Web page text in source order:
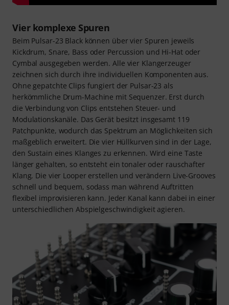
Vier komplexe Spuren
Beim Pulsar-23 Black können über vier Spuren jeweils
Kickdrum, Snare, Bass oder Percussion und Hi-Hat oder
Cymbal ausgegeben werden. Alle vier Klangerzeuger
zeichnen sich durch ihre individuellen Komponenten aus.
Ohne gepatchte Clips fungiert der Pulsar-23 als
herkömmliche Drum-Machine mit Sequenzer. Erst durch
die Verbindung von Clips entstehen Steuer- und
Modulationskanäle. Das Gerät besitzt insgesamt 119
Patchpunkte, wodurch das Spektrum an Möglichkeiten sich
maßgeblich erweitert. Die vier Hüllkurven sind in der Lage,
den Sustain eines Klanges zu erkennen. Wird eine Taste
länger gehalten, so entsteht ein tonaler oder rauschafter
Klang. Die vier Looper erstellen und verändern Live-Grooves
schnell und bequem, sodass man während Auftritten
flexibel improvisieren kann. Jeder Kanal kann dabei in einer
unterschiedlichen Abspielgeschwindigkeit agieren.